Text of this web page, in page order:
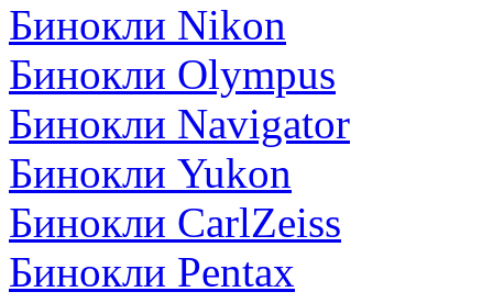
Бинокли Nikon
Бинокли Olympus
Бинокли Navigator
Бинокли Yukon
Бинокли CarlZeiss
Бинокли Pentax